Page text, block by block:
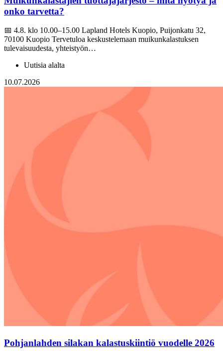
onko tarvetta?
📅 4.8. klo 10.00–15.00 Lapland Hotels Kuopio, Puijonkatu 32,
70100 Kuopio Tervetuloa keskustelemaan muikunkalastuksen
tulevaisuudesta, yhteistyön…
Uutisia alalta
10.07.2026
Pohjanlahden silakan kalastuskiintiö vuodelle 2026